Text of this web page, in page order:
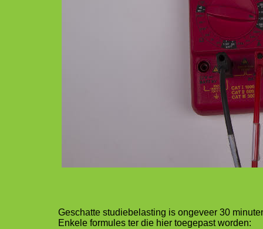
Geschatte studiebelasting is ongeveer 30
Enkele formules ter die hier toegepast worden: